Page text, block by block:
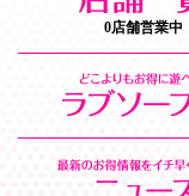
0店舗営業中